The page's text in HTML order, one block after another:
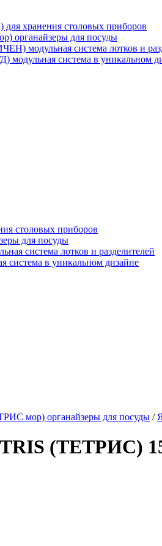
хранения столовых приборов
органайзеры для посуды
модульная система лотков и
система в уникальном
столовых приборов
для посуды
система лотков и разделителей
в уникальном дизайне
мор) органайзеры для посуды /
(ТЕТРИС)